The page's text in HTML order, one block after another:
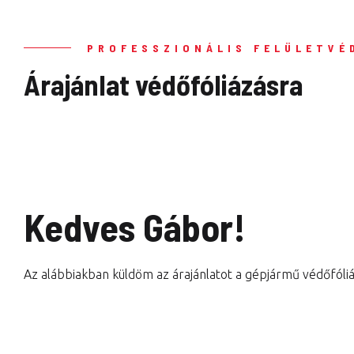
PROFESSZIONÁLIS
Árajánlat védőfóliázásra
Kedves Gábor!
Az alábbiakban küldöm az árajánlatot a gépjármű